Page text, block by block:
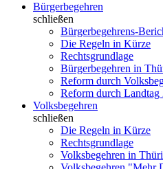
Bürgerbegehren
schließen
Bürgerbegehrens-
Die Regeln in Kürze
Rechtsgrundlage
Bürgerbegehren in
Reform durch
Reform durch Landtag
Volksbegehren
schließen
Die Regeln in Kürze
Rechtsgrundlage
Volksbegehren in